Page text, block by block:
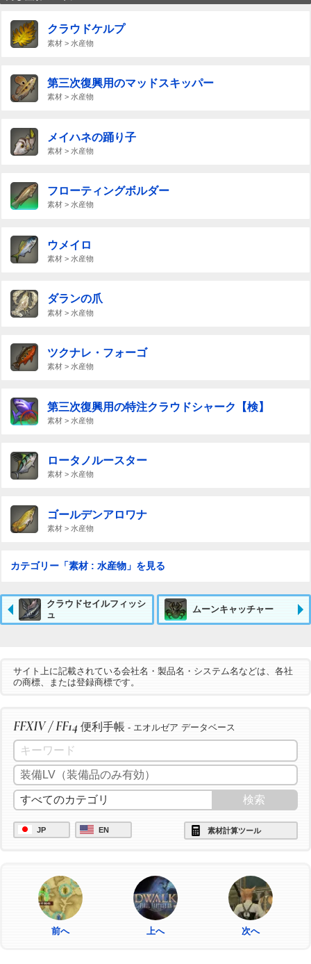
クラウドケルプ
素材 > 水産物
第三次復興用のマッドスキッパー
素材 > 水産物
メイハネの踊り子
素材 > 水産物
フローティングボルダー
素材 > 水産物
ウメイロ
素材 > 水産物
ダランの爪
素材 > 水産物
ツクナレ・フォーゴ
素材 > 水産物
第三次復興用の特注クラウドシャーク【検】
素材 > 水産物
ロータノルースター
素材 > 水産物
ゴールデンアロワナ
素材 > 水産物
カテゴリー「素材 : 水産物」を見る
クラウドセイルフィッシ
ュ
ムーンキャッチャー
サイト上に記載されている会社名・製品名・システム名などは、各社
の商標、または登録商標です。
FFXIV / FF14 便利手帳 - エオルゼア データベース
JP EN 素材計算ツール
前へ 上へ 次へ